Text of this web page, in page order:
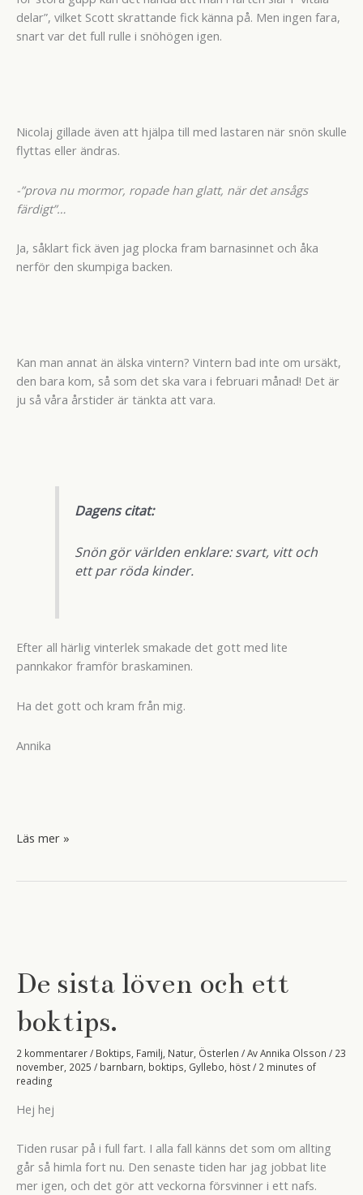
delar”, vilket Scott skrattande fick känna på. Men ingen fara,
snart var det full rulle i snöhögen igen.
Nicolaj gillade även att hjälpa till med lastaren när snön skulle
flyttas eller ändras.
-”prova nu mormor, ropade han glatt, när det ansågs
färdigt”…
Ja, såklart fick även jag plocka fram barnasinnet och åka
nerför den skumpiga backen.
Kan man annat än älska vintern? Vintern bad inte om ursäkt,
den bara kom, så som det ska vara i februari månad! Det är
ju så våra årstider är tänkta att vara.
Dagens citat:
Snön gör världen enklare: svart, vitt och
ett par röda kinder.
Efter all härlig vinterlek smakade det gott med lite
pannkakor framför braskaminen.
Ha det gott och kram från mig.
Annika
Snö
Läs mer »
De sista löven och ett
boktips.
2 kommentarer/ Boktips, Familj, Natur, Österlen / AvAnnika Olsson / 23
november, 2025 / barnbarn, boktips, Gyllebo, höst/ 2 minutes of
reading
Hej hej
Tiden rusar på i full fart. I alla fall känns det som om allting
går så himla fort nu. Den senaste tiden har jag jobbat lite
mer igen, och det gör att veckorna försvinner i ett nafs.